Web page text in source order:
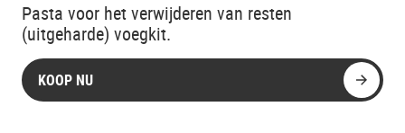
Pasta voor het verwijderen van resten
(uitgeharde) voegkit.
KOOP NU